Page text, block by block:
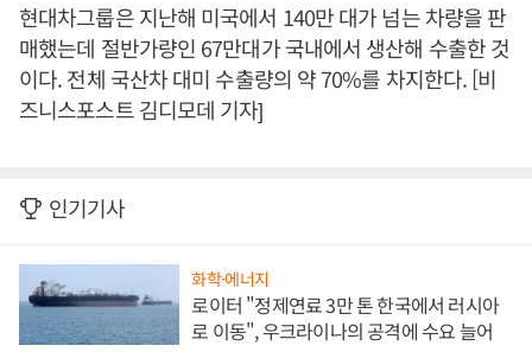
현대차그룹은 지난해 미국에서 140만 대가 넘는 차량을 판
매했는데 절반가량인 67만대가 국내에서 생산해 수출한 것
이다. 전체 국산차 대미 수출량의 약 70%를 차지한다. [비
즈니스포스트 김디모데 기자]
인기기사
화학·에너지
로이터 "정제연료 3만 톤 한국에서 러시아
로 이동", 우크라이나의 공격에 수요 늘어